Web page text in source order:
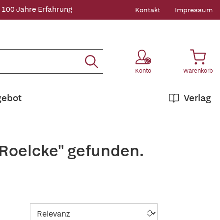
100 Jahre Erfahrung Kontakt Impressum
Konto Warenkorb
Verlag
gefunden.